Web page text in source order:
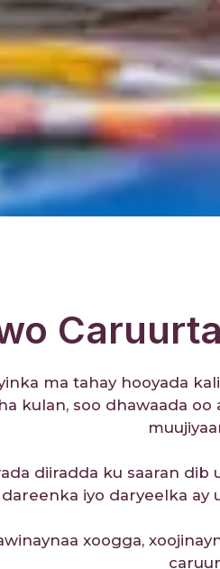
ma tahay hooyada
kulan, soo dhawaada
diiradda ku saaran
iyo daryeelka ay
xoogga,